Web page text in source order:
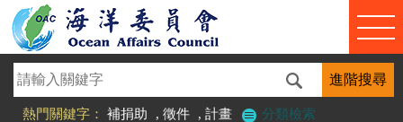
進入內容區塊
熱門關鍵字： 補捐助 , 徵件 , 計畫 分類檢索